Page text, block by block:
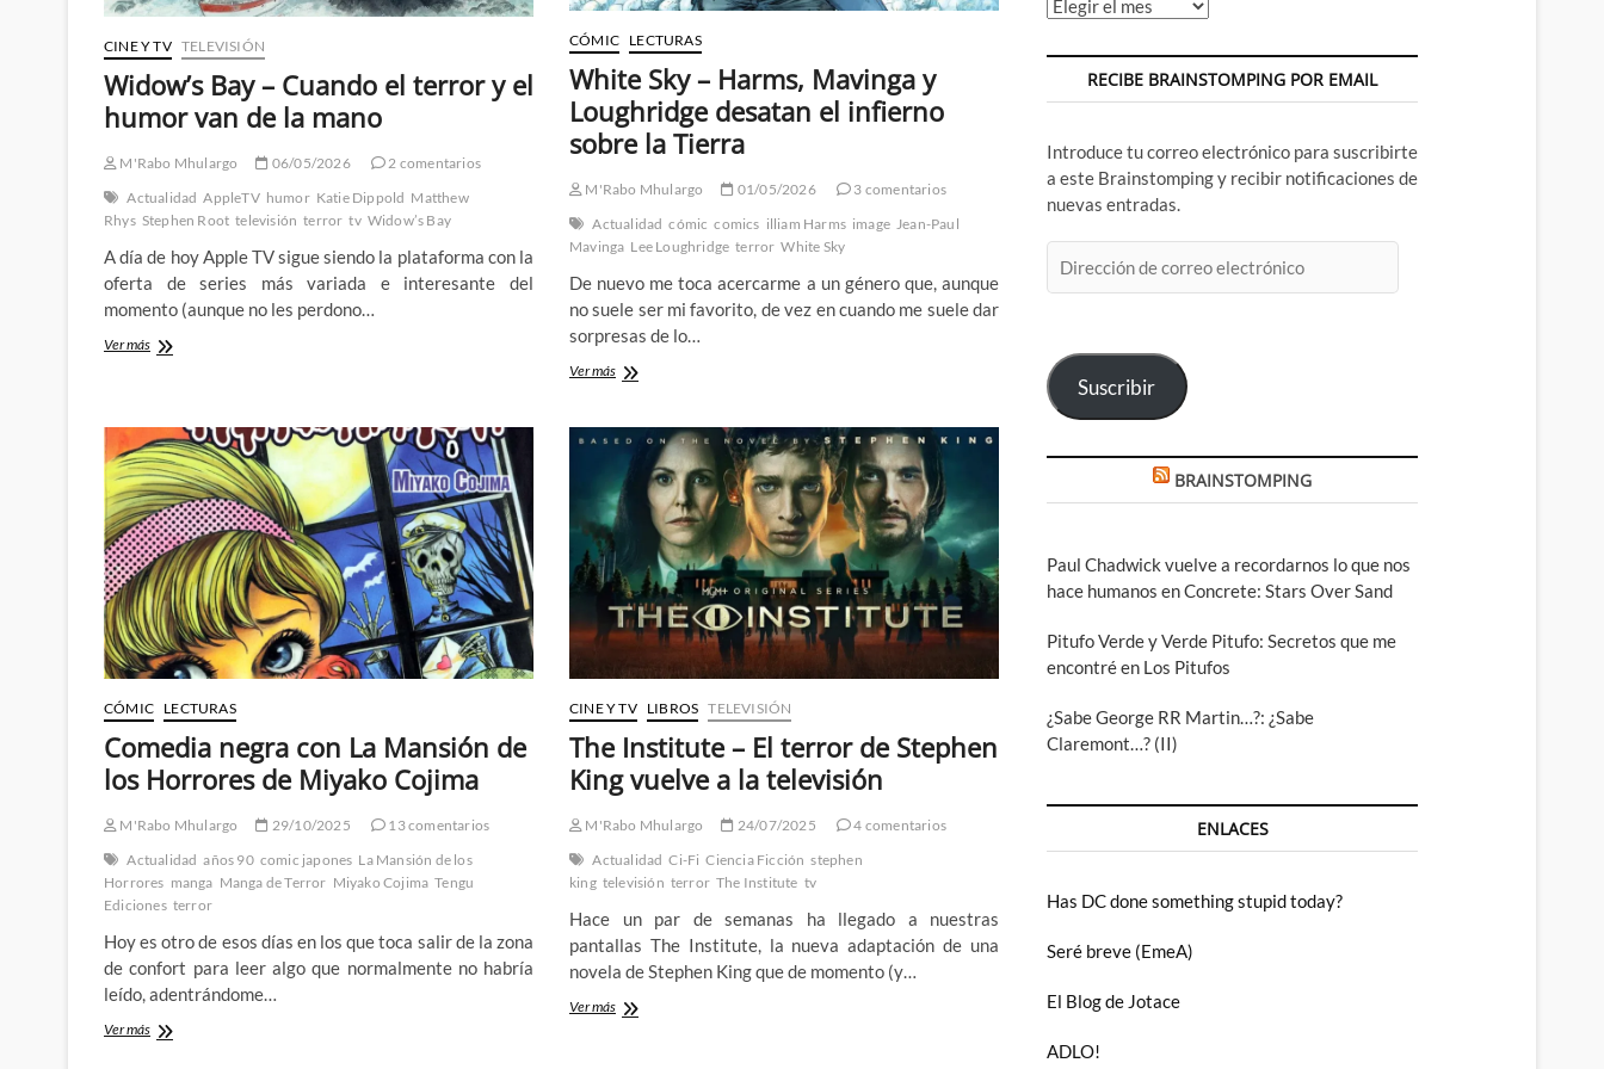
CINE Y TV TELEVISIÓN
Widow’s Bay – Cuando el terror y el
humor van de la mano
M'Rabo Mhulargo 06/05/2026
2 comentarios
Actualidad AppleTV humor Katie Dippold Matthew
Rhys Stephen Root televisión terror tv Widow’s Bay
A día de hoy Apple TV sigue siendo la plataforma con la
oferta de series más variada e interesante del
momento (aunque no les perdono…
Ver másWidow’s
el
terror
y
el
humor
van
de
la
mano
CÓMIC LECTURAS
White Sky – Harms, Mavinga y
Loughridge desatan el infierno
sobre la Tierra
M'Rabo Mhulargo 01/05/2026
3 comentarios
Actualidad cómic comics illiam Harms image Jean-Paul
Mavinga Lee Loughridge terror White Sky
De nuevo me toca acercarme a un género que, aunque
no suele ser mi favorito, de vez en cuando me suele dar
sorpresas de lo…
Ver másWhite
Harms,
Mavinga
y
Loughridge
desatan
infierno
sobre
la
Tierra
CÓMIC LECTURAS
Comedia negra con La Mansión de
los Horrores de Miyako Cojima
M'Rabo Mhulargo 29/10/2025
13 comentarios
Actualidad años 90 comic japones La Mansión de los
Horrores manga Manga de Terror Miyako Cojima Tengu
Ediciones terror
Hoy es otro de esos días en los que toca salir de la zona
de confort para leer algo que normalmente no habría
leído, adentrándome…
Ver másComedia
CINE Y TV LIBROS TELEVISIÓN
The Institute – El terror de Stephen
King vuelve a la televisión
M'Rabo Mhulargo 24/07/2025
4 comentarios
Actualidad Ci-Fi Ciencia Ficción stephen
king televisión terror The Institute tv
Hace un par de semanas ha llegado a nuestras
pantallas The Institute, la nueva adaptación de una
novela de Stephen King que de momento (y…
Ver másThe
Archivos
RECIBE BRAINSTOMPING POR EMAIL
Introduce tu correo electrónico para suscribirte
a este Brainstomping y recibir notificaciones de
nuevas entradas.
de
Suscribir
BRAINSTOMPING
Paul Chadwick vuelve a recordarnos lo que nos
hace humanos en Concrete: Stars Over Sand
Pitufo Verde y Verde Pitufo: Secretos que me
encontré en Los Pitufos
¿Sabe George RR Martin…?: ¿Sabe
Claremont…? (II)
ENLACES
Has DC done something stupid today?
Seré breve (EmeA)
El Blog de Jotace
ADLO!